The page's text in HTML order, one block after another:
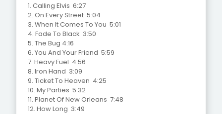
1. Calling Elvis 6:27
2. On Every Street 5:04
3. When It Comes To You 5:01
4. Fade To Black 3:50
5. The Bug 4:16
6. You And Your Friend 5:59
7. Heavy Fuel 4:56
8. Iron Hand 3:09
9. Ticket To Heaven 4:25
10. My Parties 5:32
11. Planet Of New Orleans 7:48
12. How Long 3:49